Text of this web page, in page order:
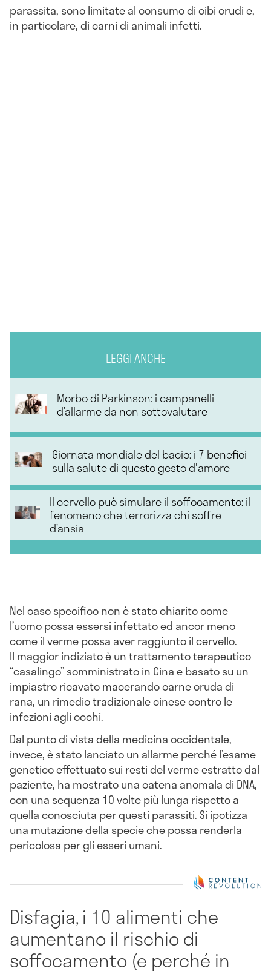
parassita, sono limitate al consumo di cibi crudi e,
in particolare, di carni di animali infetti.
LEGGI ANCHE
Morbo di Parkinson: i campanelli
d’allarme da non sottovalutare
Giornata mondiale del bacio: i 7 benefici
sulla salute di questo gesto d'amore
Il cervello può simulare il soffocamento: il
fenomeno che terrorizza chi soffre
d’ansia
Nel caso specifico non è stato chiarito come
l’uomo possa essersi infettato ed ancor meno
come il verme possa aver raggiunto il cervello.
Il maggior indiziato è un trattamento terapeutico
“casalingo” somministrato in Cina e basato su un
impiastro ricavato macerando carne cruda di
rana, un rimedio tradizionale cinese contro le
infezioni agli occhi.
Dal punto di vista della medicina occidentale,
invece, è stato lanciato un allarme perché l’esame
genetico effettuato sui resti del verme estratto dal
paziente, ha mostrato una catena anomala di DNA,
con una sequenza 10 volte più lunga rispetto a
quella conosciuta per questi parassiti. Si ipotizza
una mutazione della specie che possa renderla
pericolosa per gli esseri umani.
Disfagia, i 10 alimenti che
aumentano il rischio di
soffocamento (e perché in